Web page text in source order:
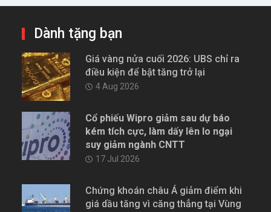
Dành tặng bạn
Giá vàng nửa cuối 2026: UBS chỉ ra
điều kiện để bật tăng trở lại
4 Aug 2026
Cổ phiếu Wipro giảm sau dự báo
kém tích cực, làm dấy lên lo ngại
suy giảm ngành CNTT
17 Jul 2026
Chứng khoán châu Á giảm điểm khi
giá dầu tăng vì căng thẳng tại Vùng